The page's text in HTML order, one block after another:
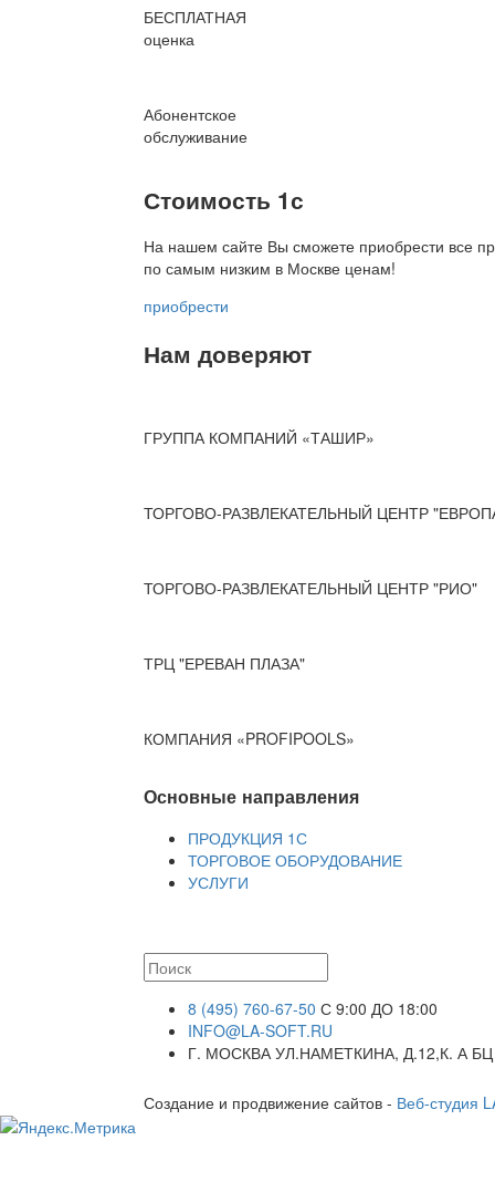
БЕСПЛАТНАЯ
оценка
Абонентское
обслуживание
Стоимость 1с
На нашем сайте Вы сможете приобрести все
по самым низким в Москве ценам!
приобрести
Нам доверяют
ГРУППА КОМПАНИЙ «ТАШИР»
ТОРГОВО-РАЗВЛЕКАТЕЛЬНЫЙ ЦЕНТР
ТОРГОВО-РАЗВЛЕКАТЕЛЬНЫЙ ЦЕНТР "РИО"
ТРЦ "ЕРЕВАН ПЛАЗА"
КОМПАНИЯ «PROFIPOOLS»
Основные направления
ПРОДУКЦИЯ 1С
ТОРГОВОЕ ОБОРУДОВАНИЕ
УСЛУГИ
8 (495) 760-67-50 С 9:00 ДО 18:00
INFO@LA-SOFT.RU
Г. МОСКВА УЛ.НАМЕТКИНА, Д.12,К. А
Создание и продвижение сайтов - Веб-студия